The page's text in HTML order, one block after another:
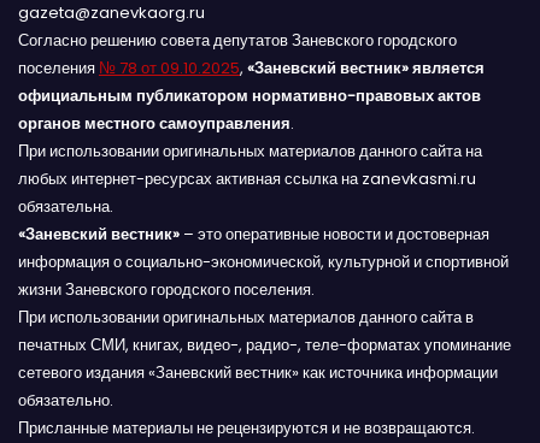
gazeta@zanevkaorg.ru
Согласно решению совета депутатов Заневского городского
поселения № 78 от 09.10.2025, «Заневский вестник» является
официальным публикатором нормативно-правовых актов
органов местного самоуправления.
При использовании оригинальных материалов данного сайта на
любых интернет-ресурсах активная ссылка на zanevkasmi.ru
обязательна.
«Заневский вестник» – это оперативные новости и достоверная
информация о социально-экономической, культурной и спортивной
жизни Заневского городского поселения.
При использовании оригинальных материалов данного сайта в
печатных СМИ, книгах, видео-, радио-, теле-форматах упоминание
сетевого издания «Заневский вестник» как источника информации
обязательно.
Присланные материалы не рецензируются и не возвращаются.